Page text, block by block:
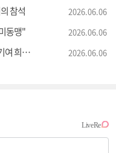
참석 2026.06.06
동맹" 2026.06.06
희망" 2026.06.06